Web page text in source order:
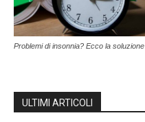
Problemi di insonnia? Ecco la soluzione
ULTIMI ARTICOLI